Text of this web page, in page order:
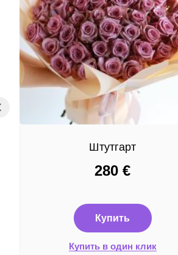
Штутгарт
280 €
Купить
Купить в один клик